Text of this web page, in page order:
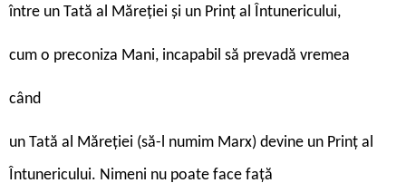
între un Tată al Măreției și un Prinț al Întunericului,
cum o preconiza Mani, incapabil să prevadă vremea
când
un Tată al Măreției (să-l numim Marx) devine un Prinț al
Întunericului. Nimeni nu poate face față